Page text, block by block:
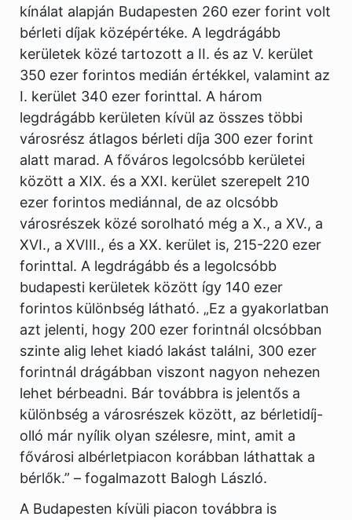
kínálat alapján Budapesten 260 ezer forint volt
bérleti díjak középértéke. A legdrágább
kerületek közé tartozott a II. és az V. kerület
350 ezer forintos medián értékkel, valamint az
I. kerület 340 ezer forinttal. A három
legdrágább kerületen kívül az összes többi
városrész átlagos bérleti díja 300 ezer forint
alatt marad. A főváros legolcsóbb kerületei
között a XIX. és a XXI. kerület szerepelt 210
ezer forintos mediánnal, de az olcsóbb
városrészek közé sorolható még a X., a XV., a
XVI., a XVIII., és a XX. kerület is, 215-220 ezer
forinttal. A legdrágább és a legolcsóbb
budapesti kerületek között így 140 ezer
forintos különbség látható. „Ez a gyakorlatban
azt jelenti, hogy 200 ezer forintnál olcsóbban
szinte alig lehet kiadó lakást találni, 300 ezer
forintnál drágábban viszont nagyon nehezen
lehet bérbeadni. Bár továbbra is jelentős a
különbség a városrészek között, az bérletidíj-
olló már nyílik olyan szélesre, mint, amit a
fővárosi albérletpiacon korábban láthattak a
bérlők.” – fogalmazott Balogh László.
A Budapesten kívüli piacon továbbra is